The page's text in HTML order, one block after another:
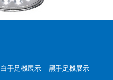
白手足機展示 黑手足機展示